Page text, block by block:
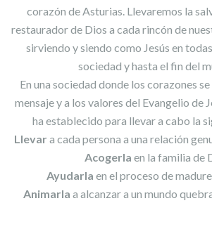
corazón de Asturias. Llevaremos la
restaurador de Dios a cada rincón de
sirviendo y siendo como Jesús en
sociedad y hasta el fin del
En una sociedad donde los corazones
mensaje y a los valores del Evangelio de
ha establecido para llevar a cabo la
Llevar a cada persona a una relación
Acogerla en la familia de
Ayudarla en el proceso de
Animarla a alcanzar a un mundo